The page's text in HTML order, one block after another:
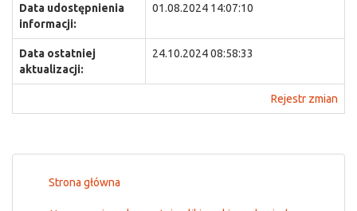
Data udostępnienia
informacji:
01.08.2024 14:07:10
Data ostatniej
aktualizacji:
24.10.2024 08:58:33
Rejestr zmian
Strona główna